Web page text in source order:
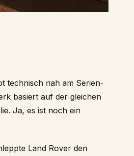
technisch nah am Serien-
basiert auf der gleichen
Ja, es ist noch ein
Land Rover den